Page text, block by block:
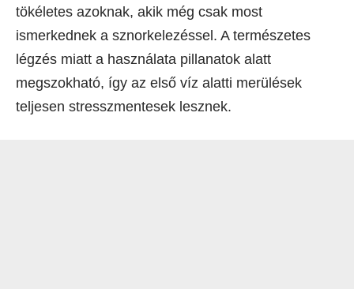
tökéletes azoknak, akik még csak most
ismerkednek a sznorkelezéssel. A természetes
légzés miatt a használata pillanatok alatt
megszokható, így az első víz alatti merülések
teljesen stresszmentesek lesznek.